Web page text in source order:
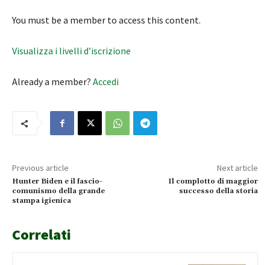
You must be a member to access this content.
Visualizza i livelli d’iscrizione
Already a member? Accedi
Previous article
Hunter Biden e il fascio-
comunismo della grande
stampa igienica
Next article
Il complotto di maggior
successo della storia
Correlati